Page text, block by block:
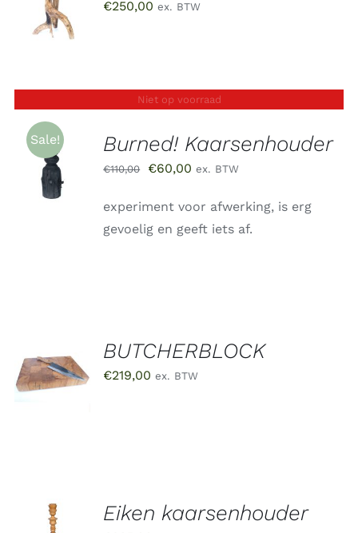
WINKELWAGEN
/
DETAILS
€250,00 ex. BTW
Niet op voorraad
Sale!
DETAILS
Burned! Kaarsenhouder
€110,00
Oorspronkelijke
was:
€110,00.
€60,00 Huidige
is:
€60,00.
ex. BTW
experiment voor afwerking, is erg
gevoelig en geeft iets af.
AAN
WINKELWAGEN
BUTCHERBLOCK
€219,00 ex. BTW
TOEVOEGEN
AAN
Eiken kaarsenhouder